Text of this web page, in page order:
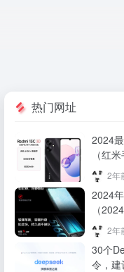
热门网址
2024
（红
入手
机型
号最值
高性
2年
2024
（
款旗
最建
推荐
2年
30个
令，